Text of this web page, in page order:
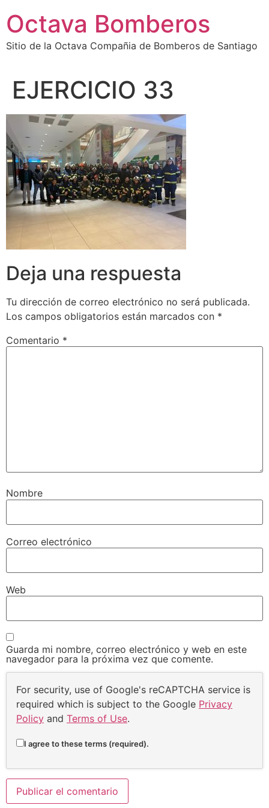
Octava Bomberos
Sitio de la Octava Compañia de Bomberos de Santiago
EJERCICIO 33
Deja una respuesta
Tu dirección de correo electrónico no será publicada.
Los campos obligatorios están marcados con *
Comentario *
Nombre
Correo electrónico
Web
Guarda mi nombre, correo electrónico y web en este
navegador para la próxima vez que comente.
For security, use of Google's reCAPTCHA service is
required which is subject to the Google Privacy
Policy and Terms of Use.
I agree to these terms (required).